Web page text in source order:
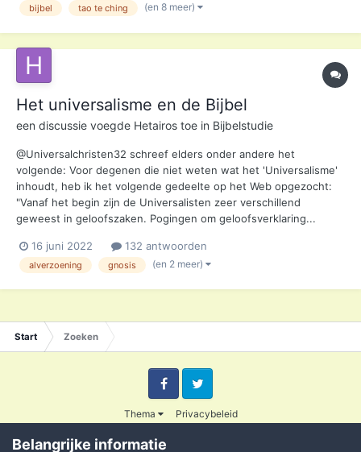
bijbel tao te ching (en 8 meer)
Het universalisme en de Bijbel
een discussie voegde Hetairos toe in Bijbelstudie
@Universalchristen32 schreef elders onder andere het
volgende: Voor degenen die niet weten wat het 'Universalisme'
inhoudt, heb ik het volgende gedeelte op het Web opgezocht:
"Vanaf het begin zijn de Universalisten zeer verschillend
geweest in geloofszaken. Pogingen om geloofsverklaring...
16 juni 2022 132 antwoorden
alverzoening gnosis (en 2 meer)
Start Zoeken
Thema Privacybeleid
FacebookTwitter
Powered by Invision Community
Belangrijke informatie